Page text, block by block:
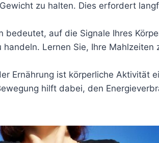
zu halten. Dies erfordert
bedeutet, auf die Signale Ihres
Lernen Sie, Ihre Mahlzeiten
Ernährung ist körperliche Aktivität
hilft dabei, den